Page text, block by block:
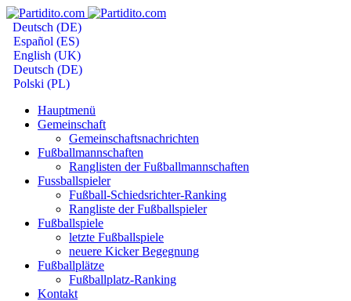
Deutsch (DE)
Español (ES)
English (UK)
Deutsch (DE)
Polski (PL)
Hauptmenü
Gemeinschaft
Gemeinschaftsnachrichten
Fußballmannschaften
Ranglisten der Fußballmannschaften
Fussballspieler
Fußball-Schiedsrichter-Ranking
Rangliste der Fußballspieler
Fußballspiele
letzte Fußballspiele
neuere Kicker Begegnung
Fußballplätze
Fußballplatz-Ranking
Kontakt